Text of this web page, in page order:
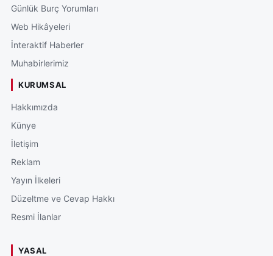
Günlük Burç Yorumları
Web Hikâyeleri
İnteraktif Haberler
Muhabirlerimiz
KURUMSAL
Hakkımızda
Künye
İletişim
Reklam
Yayın İlkeleri
Düzeltme ve Cevap Hakkı
Resmi İlanlar
YASAL